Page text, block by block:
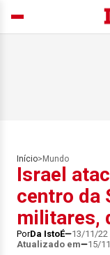
Início> Mundo
Israel
centro da
militares,
PorDa IstoÉ 13/11/22
Atualizado em
15/